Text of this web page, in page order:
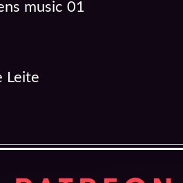
music 01
Leite